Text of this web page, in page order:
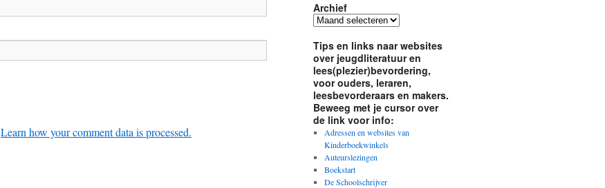
Learn how your comment data is processed.
Archief
Archief
Tips en links naar websites
over jeugdliteratuur en
lees(plezier)bevordering,
voor ouders, leraren,
leesbevorderaars en makers.
Beweeg met je cursor over
de link voor info:
Adressen en websites van
Kinderboekwinkels
Auteurslezingen
Boekstart
De Schoolschrijver